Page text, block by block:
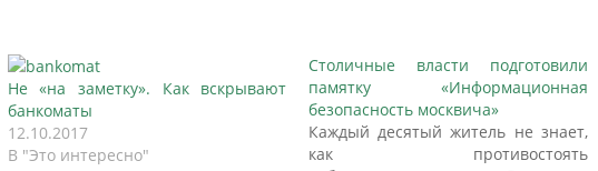
Не «на заметку». Как вскрывают
банкоматы
12.10.2017
В "Это интересно"
Столичные власти подготовили
памятку «Информационная
безопасность москвича»
Каждый десятый житель не знает,
как противостоять